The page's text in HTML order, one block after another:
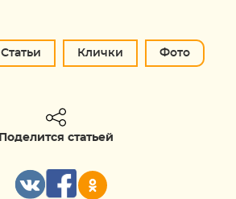
Статьи Клички Фото
Поделится статьей